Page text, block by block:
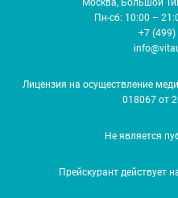
Пн-сб: 10:00 –
+7 (499)
Лицензия на осуществление
018067 от
Не является
Прейскурант действует